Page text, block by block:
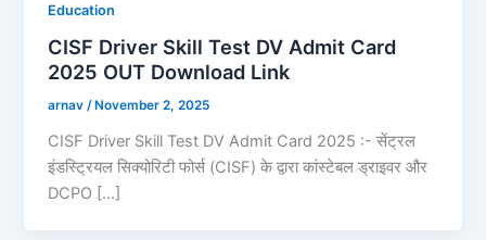
Education
CISF Driver Skill Test DV Admit Card
2025 OUT Download Link
arnav/ November 2, 2025
CISF Driver Skill Test DV Admit Card 2025 :- सेंट्रल
इंडस्ट्रियल सिक्योरिटी फोर्स (CISF) के द्वारा कांस्टेबल ड्राइवर और
DCPO […]